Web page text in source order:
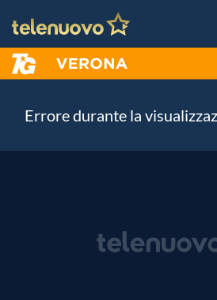
Errore durante la